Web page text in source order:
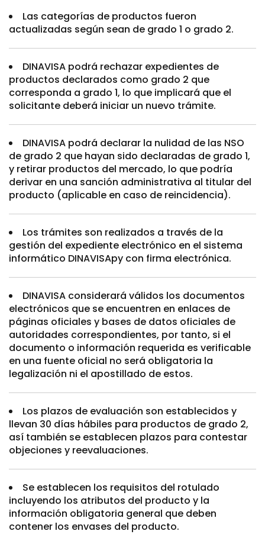
Las categorías de productos fueron
actualizadas según sean de grado 1 o grado 2.
DINAVISA podrá rechazar expedientes de
productos declarados como grado 2 que
corresponda a grado 1, lo que implicará que el
solicitante deberá iniciar un nuevo trámite.
DINAVISA podrá declarar la nulidad de las NSO
de grado 2 que hayan sido declaradas de grado 1,
y retirar productos del mercado, lo que podría
derivar en una sanción administrativa al titular del
producto (aplicable en caso de reincidencia).
Los trámites son realizados a través de la
gestión del expediente electrónico en el sistema
informático DINAVISApy con firma electrónica.
DINAVISA considerará válidos los documentos
electrónicos que se encuentren en enlaces de
páginas oficiales y bases de datos oficiales de
autoridades correspondientes, por tanto, si el
documento o información requerida es verificable
en una fuente oficial no será obligatoria la
legalización ni el apostillado de estos.
Los plazos de evaluación son establecidos y
llevan 30 días hábiles para productos de grado 2,
así también se establecen plazos para contestar
objeciones y reevaluaciones.
Se establecen los requisitos del rotulado
incluyendo los atributos del producto y la
información obligatoria general que deben
contener los envases del producto.